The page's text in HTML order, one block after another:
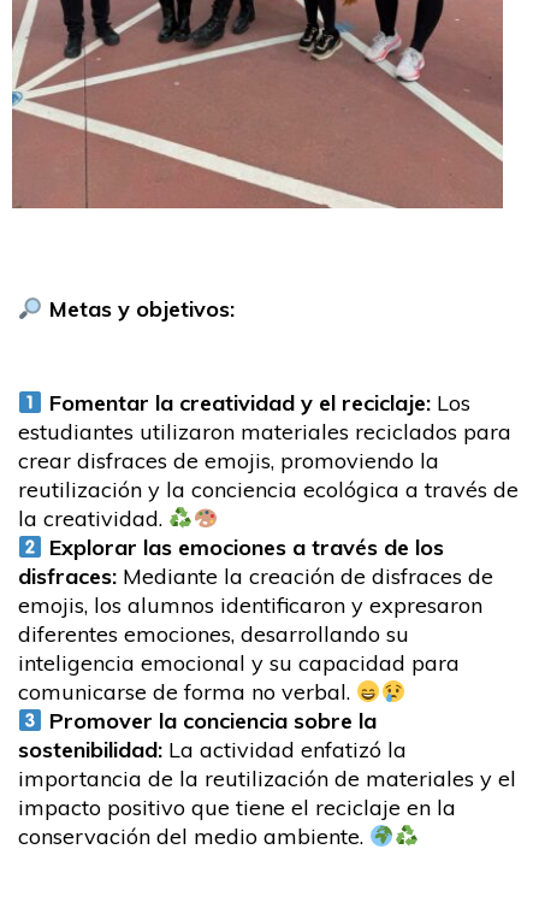
Metas y objetivos:
Fomentar la creatividad y el reciclaje:Los
estudiantes utilizaron materiales reciclados para
crear disfraces de emojis, promoviendo la
reutilización y la conciencia ecológica a través de
la creatividad.
Explorar las emociones a través de los
disfraces: Mediante la creación de disfraces de
emojis, los alumnos identificaron y expresaron
diferentes emociones, desarrollando su
inteligencia emocional y su capacidad para
comunicarse de forma no verbal.
Promover la conciencia sobre la
sostenibilidad: La actividad enfatizó la
importancia de la reutilización de materiales y el
impacto positivo que tiene el reciclaje en la
conservación del medio ambiente.